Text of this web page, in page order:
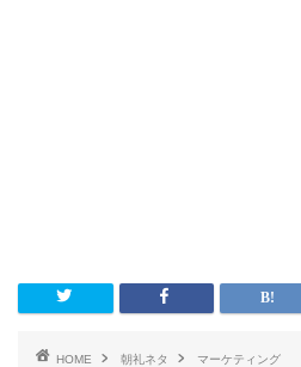
HOME 朝礼ネタ
マーケティング